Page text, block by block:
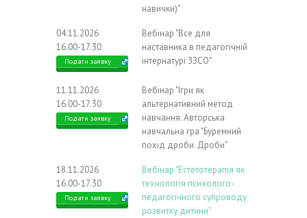
навички)"
04.11.2026
16.00-17.30
Подати заявку
Вебінар "Все для
наставника в педагогічній
інтернатурі ЗЗСО"
11.11.2026
16.00-17.30
Подати заявку
Вебінар "Ігри як
альтернативний метод
навчання. Авторська
навчальна гра "Буремний
похід дроби. Дроби"
18.11.2026
16.00-17.30
Подати заявку
Вебінар "Естетотерапія як
технологія психолого-
педагогічного супроводу
розвитку дитини"